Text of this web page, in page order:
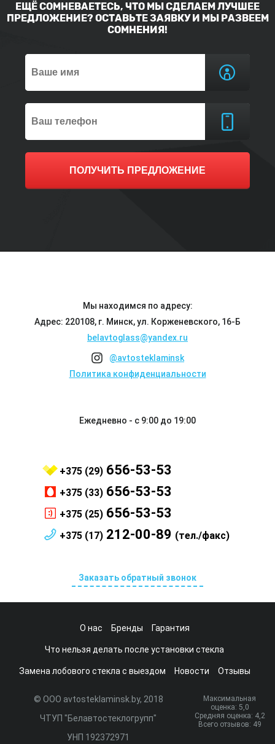
ЕЩЁ СОМНЕВАЕТЕСЬ, ЧТО МЫ СДЕЛАЕМ ЛУЧШЕЕ
ПРЕДЛОЖЕНИЕ? ОСТАВЬТЕ ЗАЯВКУ И МЫ РАЗВЕЕМ
СОМНЕНИЯ!
ПОЛУЧИТЬ ПРЕДЛОЖЕНИЕ
Мы находимся по адресу:
Адрес: 220108, г. Минск, ул. Корженевского, 16-Б
belavtoglass@yandex.ru
@avtosteklaminsk
Политика конфиденциальности
Ежедневно - с 9:00 до 19:00
+375 (29) 656-53-53
+375 (33) 656-53-53
+375 (25) 656-53-53
+375 (17) 212-00-89 (тел./факс)
Заказать обратный звонок
О нас Бренды Гарантия
Что нельзя делать после установки стекла
Замена лобового стекла с выездом Новости Отзывы
© ООО avtosteklaminsk.by, 2018
ЧТУП "Белавтостеклогрупп"
УНП 192372971
Максимальная
оценка: 5,0
Средняя оценка: 4,2
Всего отзывов: 49